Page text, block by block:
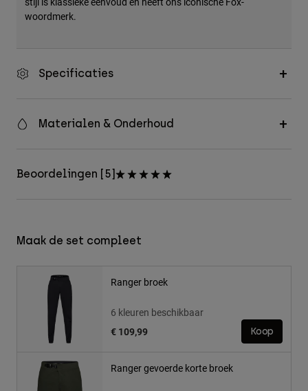
woordmerk.
Specificaties
Materialen & Onderhoud
Beoordelingen [5]
Maak de set compleet
Ranger broek
6 kleuren beschikbaar
€ 109,99
Koop
Ranger gevoerde korte broek